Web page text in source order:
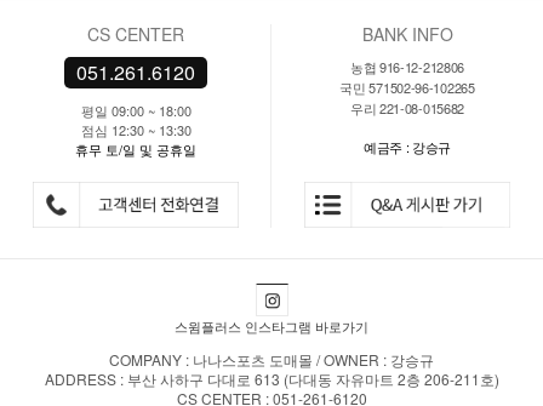
CS CENTER
051.261.6120
평일 09:00 ~ 18:00
점심 12:30 ~ 13:30
휴무 토/일 및 공휴일
BANK INFO
농협 916-12-212806
국민 571502-96-102265
우리 221-08-015682
예금주 : 강승규
스윔플러스 인스타그램 바로가기
COMPANY : 나나스포츠 도매몰 / OWNER : 강승규
ADDRESS : 부산 사하구 다대로 613 (다대동 자유마트 2층 206-211호)
CS CENTER : 051-261-6120